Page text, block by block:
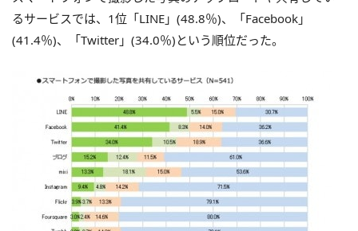
るサービスでは、1位「LINE」(48.8％)、「Facebook」
(41.4％)、「Twitter」(34.0％)という順位だった。